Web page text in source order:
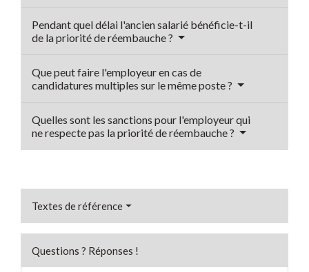
Pendant quel délai l'ancien salarié bénéficie-t-il
de la priorité de réembauche ?
Que peut faire l'employeur en cas de
candidatures multiples sur le même poste ?
Quelles sont les sanctions pour l'employeur qui
ne respecte pas la priorité de réembauche ?
Textes de référence
Questions ? Réponses !